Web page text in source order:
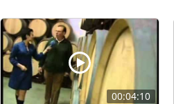
00:04:10